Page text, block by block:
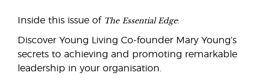
Inside this issue of The Essential Edge:
Discover Young Living Co-founder Mary Young’s
secrets to achieving and promoting remarkable
leadership in your organisation.